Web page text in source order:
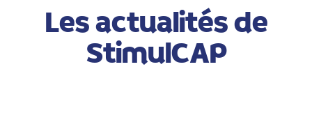
Les actualités de
StimulCAP